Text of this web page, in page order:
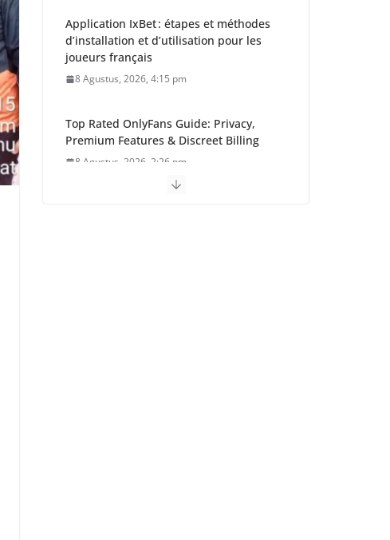
Application IxBet : étapes et méthodes
d’installation et d’utilisation pour les
joueurs français
8 Agustus, 2026, 4:15 pm
Top Rated OnlyFans Guide: Privacy,
Premium Features & Discreet Billing
8 Agustus, 2026, 2:26 pm